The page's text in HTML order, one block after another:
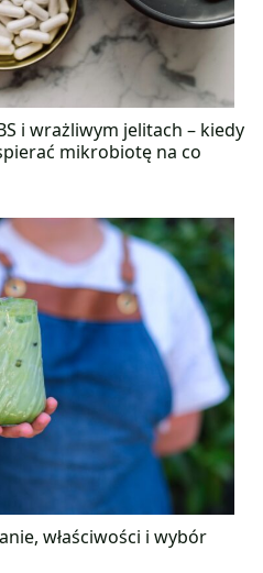
i wrażliwym jelitach – kiedy
mikrobiotę na co
właściwości i wybór